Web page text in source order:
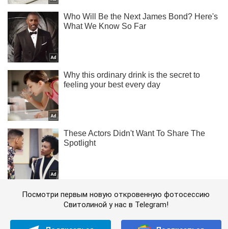
Посмотри первым новую откровенную фотосессию
Свитолиной у нас в Telegram!